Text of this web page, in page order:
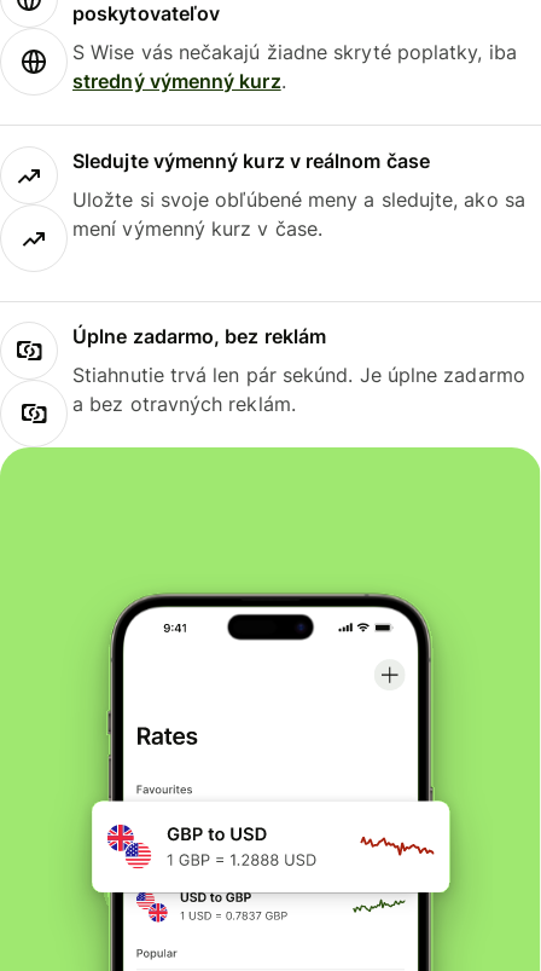
poskytovateľov
S Wise vás nečakajú žiadne skryté poplatky, iba
stredný výmenný kurz.
Sledujte výmenný kurz v reálnom čase
Uložte si svoje obľúbené meny a sledujte, ako sa
mení výmenný kurz v čase.
Úplne zadarmo, bez reklám
Stiahnutie trvá len pár sekúnd. Je úplne zadarmo
a bez otravných reklám.